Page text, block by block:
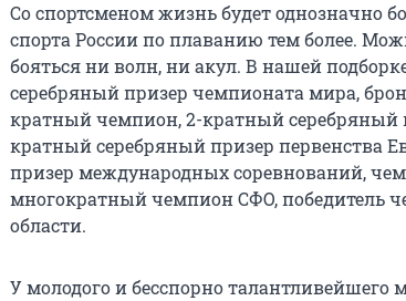
Со спортсменом жизнь будет однозначно
спорта России по плаванию тем более.
бояться ни волн, ни акул. В нашей
серебряный призер чемпионата мира,
кратный чемпион, 2-кратный серебряный
кратный серебряный призер первенства
призер международных соревнований,
многократный чемпион СФО, победитель
области.
У молодого и бесспорно